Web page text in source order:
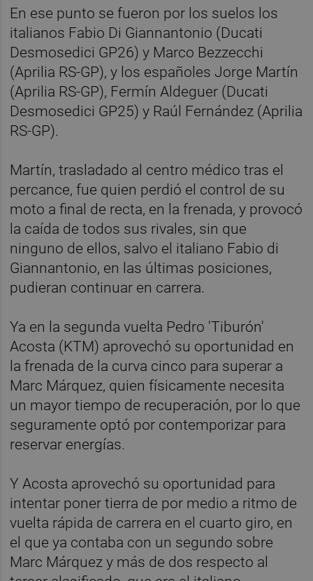
En ese punto se fueron por los suelos los
italianos Fabio Di Giannantonio (Ducati
Desmosedici GP26) y Marco Bezzecchi
(Aprilia RS-GP), y los españoles Jorge Martín
(Aprilia RS-GP), Fermín Aldeguer (Ducati
Desmosedici GP25) y Raúl Fernández (Aprilia
RS-GP).
Martín, trasladado al centro médico tras el
percance, fue quien perdió el control de su
moto a final de recta, en la frenada, y provocó
la caída de todos sus rivales, sin que
ninguno de ellos, salvo el italiano Fabio di
Giannantonio, en las últimas posiciones,
pudieran continuar en carrera.
Ya en la segunda vuelta Pedro 'Tiburón'
Acosta (KTM) aprovechó su oportunidad en
la frenada de la curva cinco para superar a
Marc Márquez, quien físicamente necesita
un mayor tiempo de recuperación, por lo que
seguramente optó por contemporizar para
reservar energías.
Y Acosta aprovechó su oportunidad para
intentar poner tierra de por medio a ritmo de
vuelta rápida de carrera en el cuarto giro, en
el que ya contaba con un segundo sobre
Marc Márquez y más de dos respecto al